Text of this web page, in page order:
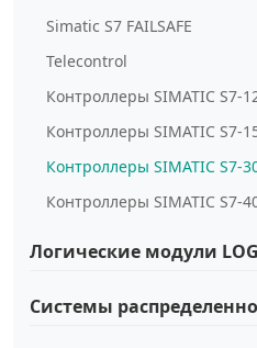
Simatic S7 FAILSAFE
Telecontrol
Контроллеры SIMATIC S7-
Контроллеры SIMATIC S7-
Контроллеры SIMATIC S7-
Контроллеры SIMATIC S7-
Логические модули
Системы